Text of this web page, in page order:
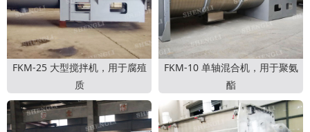
FKM-25 大型搅拌机，用于腐殖
质
FKM-10 单轴混合机，用于聚氨
酯